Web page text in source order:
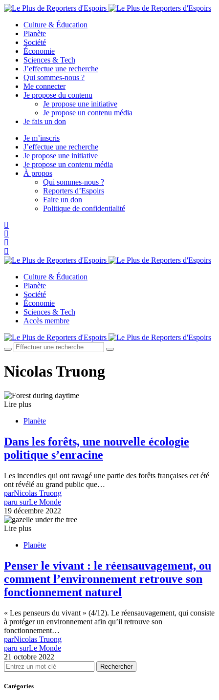
Culture & Éducation
Planète
Société
Économie
Sciences & Tech
J’effectue une recherche
Qui sommes-nous ?
Me connecter
Je propose du contenu
Je propose une initiative
Je propose un contenu média
Je fais un don
Je m’inscris
J’effectue une recherche
Je propose une initiative
Je propose un contenu média
À propos
Qui sommes-nous ?
Reporters d’Espoirs
Faire un don
Politique de confidentialité
Culture & Éducation
Planète
Société
Économie
Sciences & Tech
Accès membre
Nicolas Truong
Lire plus
Planète
Dans les forêts, une nouvelle écologie
politique s’enracine
Les incendies qui ont ravagé une partie des forêts françaises cet été
ont révélé au grand public que…
parNicolas Truong
paru surLe Monde
19 décembre 2022
Lire plus
Planète
Penser le vivant : le réensauvagement, ou
comment l’environnement retrouve son
fonctionnement naturel
« Les penseurs du vivant » (4/12). Le réensauvagement, qui consiste
à protéger un environnement afin qu’il retrouve son
fonctionnement…
parNicolas Truong
paru surLe Monde
21 octobre 2022
Rechercher
Catégories